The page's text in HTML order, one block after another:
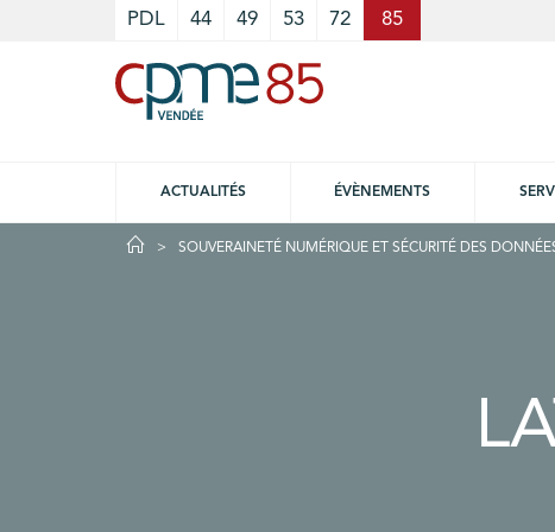
PDL 44 49 53 72 85
ACTUALITÉS ÉVÈNEMENTS
SOUVERAINETÉ NUMÉRIQUE ET SÉCURITÉ DES
Cookies management panel